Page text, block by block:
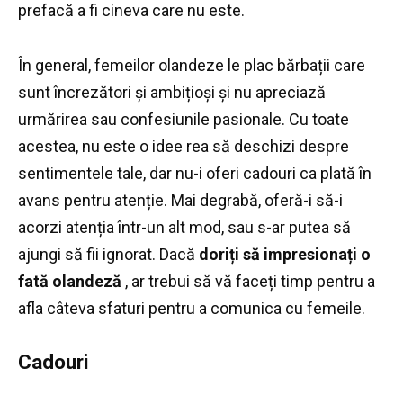
prefacă a fi cineva care nu este.
În general, femeilor olandeze le plac bărbații care
sunt încrezători și ambițioși și nu apreciază
urmărirea sau confesiunile pasionale. Cu toate
acestea, nu este o idee rea să deschizi despre
sentimentele tale, dar nu-i oferi cadouri ca plată în
avans pentru atenție. Mai degrabă, oferă-i să-i
acorzi atenția într-un alt mod, sau s-ar putea să
ajungi să fii ignorat. Dacă doriți să impresionați o
fată olandeză , ar trebui să vă faceți timp pentru a
afla câteva sfaturi pentru a comunica cu femeile.
Cadouri